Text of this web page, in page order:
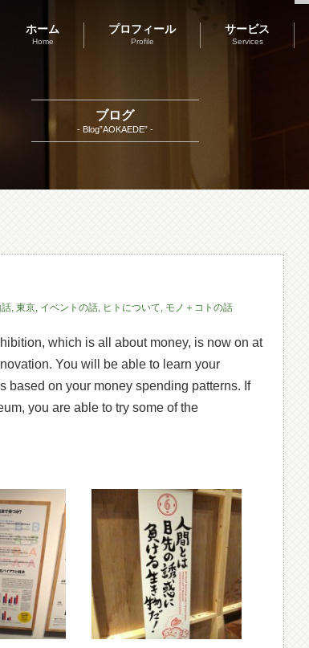
ホーム
Home
プロフィール
Profile
サービス
Services
ブログ
- Blog”AOKAEDE” -
話, 東京, イベントの話, ヒトについて, モノ＋コトの話
which is all about money, is now on at
You will be able to learn your
on your money spending patterns. If
you are able to try some of the